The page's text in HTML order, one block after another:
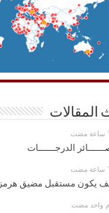
المقالات
الدرجــــــات
يكون مستقبل مضيق هرمز
واحد مضت